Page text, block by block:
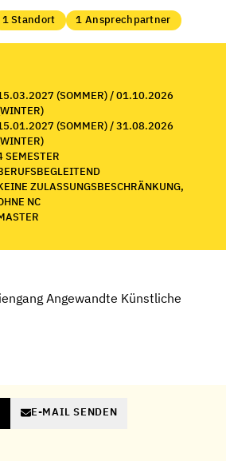
1 Standort 1 Ansprechpartner
(SOMMER) / 01.10.2026
(SOMMER) / 31.08.2026
SEMESTER
ZULASSUNGSBESCHRÄNKUNG,
NC
Angewandte Künstliche
E-MAIL SENDEN